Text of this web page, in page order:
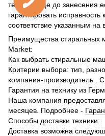
техники еще до занесения
гарантировать
соответствие указанным на
Преимущества стиральных
Market:
Как выбрать стиральные
Критерии выбора: тип,
компания-производитель .
Гарантия на технику из
Наша компания
месяцев. Подробнее -
Способы доставки техники:
Доставка возможна